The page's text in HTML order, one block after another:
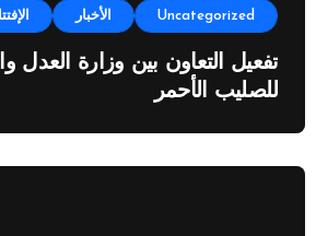
Uncategorized الأخبار
تفعيل التعاون بين وزارة العدل
للصليب الأحمر